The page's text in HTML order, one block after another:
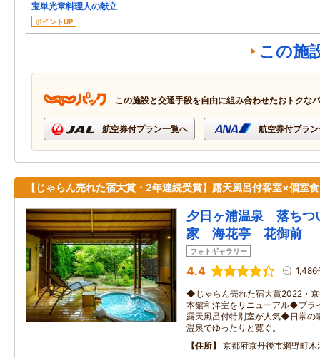
宝単光章料理人の献立
ポイントUP
この施
この施設と交通手段を自由に組み合わせたおトクな
航空券付プラン一覧へ 航空券付プラ
【じゃらん売れた宿大賞・2年連続受賞】露天風呂付客室×個室
夕日ヶ浦温泉 落ちつ
家 海花亭 花御前
フォトギャラリー
4.4 1,486
◆じゃらん売れた宿大賞2022・
本館和洋室をリニューアル◆プラ
露天風呂付特別室が人気◆日常の
温泉でゆったりと寛ぐ。
住所
京都府京丹後市網野町木